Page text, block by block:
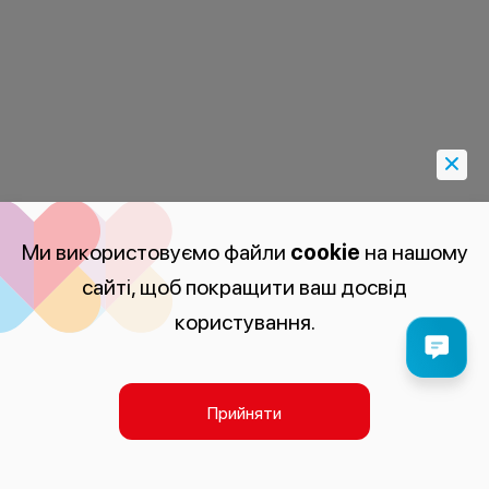
Ми використовуємо файли cookie на нашому
сайті, щоб покращити ваш досвід
користування.
Прийняти